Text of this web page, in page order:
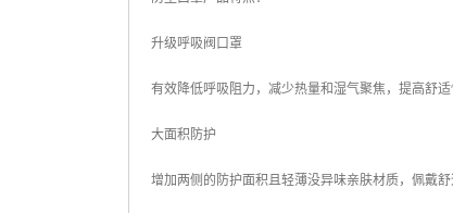
升级呼吸阀口罩
有效降低呼吸阻力，减少热量和湿气聚焦，提高舒适
大面积防护
增加两侧的防护面积且轻薄没异味亲肤材质，佩戴舒